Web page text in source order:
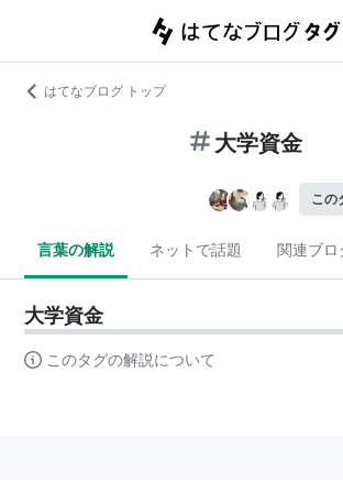
はてなブログ トップ
大学資金
この
言葉の解説 ネットで話題 関連ブロ
大学資金
このタグの解説について